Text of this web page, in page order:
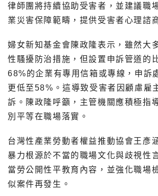
律師團將持續協助受害者，並建議職
業災害保障範疇，提供受害者心理諮
婦女新知基金會陳政隆表示，雖然大
性騷擾防治措施，但設置申訴管道的
68%的企業有專用信箱或專線，申訴
更低至58%。這導致受害者因顧慮雇
訴。陳政隆呼籲，主管機關應積極指
別平等在職場落實。
台灣性產業勞動者權益推動協會王彥
暴力根源於不當的職場文化與歧視性
當勞公開性平教育內容，並強化職場
似案件再發生。